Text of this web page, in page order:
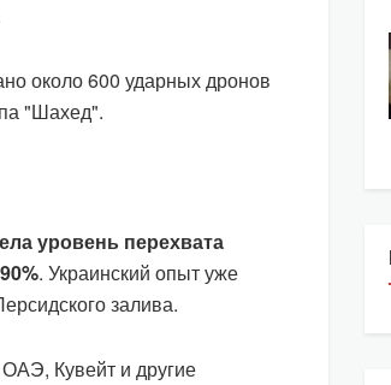
около 600 ударных дронов
"Шахед".
уровень перехвата
. Украинский опыт уже
залива.
Кувейт и другие